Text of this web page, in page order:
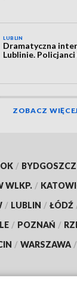
LUBLIN
Dramatyczna
Lublinie.
ZOBACZ WIĘCEJ
/ BYDGOSZCZ
WLKP. /
/ LUBLIN / ŁÓDŹ
/ POZNAŃ /
/ WARSZAWA /